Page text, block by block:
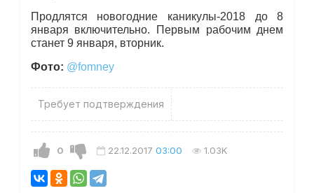
Продлятся новогодние каникулы-2018 до 8
января включительно. Первым рабочим днем
станет 9 января, вторник.
Фото: @fomney
Требует подтверждения
0 22.12.2017 03:00 1.03K